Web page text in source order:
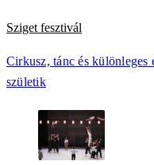
Sziget fesztivál
Cirkusz, tánc és
születik